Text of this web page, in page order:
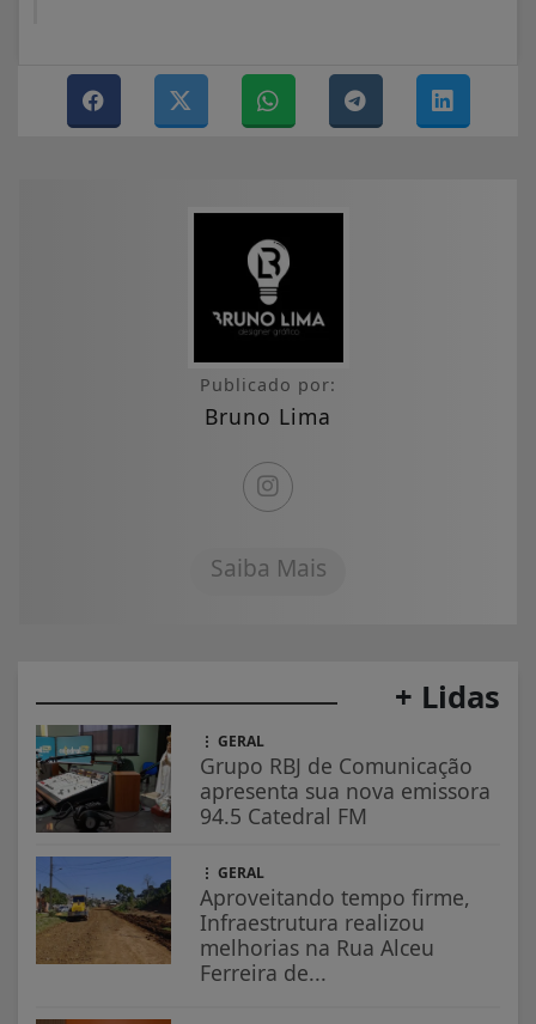
Publicado por:
Bruno Lima
Saiba Mais
+ Lidas
GERAL
Grupo RBJ de Comunicação
apresenta sua nova emissora
94.5 Catedral FM
GERAL
Aproveitando tempo firme,
Infraestrutura realizou
melhorias na Rua Alceu
Ferreira de...